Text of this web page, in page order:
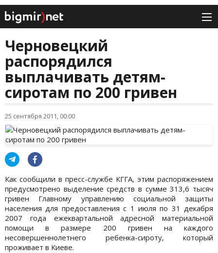
Черновецкий
распорядился
выплачивать детям-
сиротам по 200 гривен
25 сентября 2011, 00:00
Как сообщили в пресс-службе КГГА, этим распоряжением
предусмотрено выделение средств в сумме 313,6 тысяч
гривен Главному управлению социальной защиты
населения для предоставления с 1 июля по 31 декабря
2007 года ежеквартальной адресной материальной
помощи в размере 200 гривен на каждого
несовершеннолетнего ребенка-сироту, который
проживает в Киеве.